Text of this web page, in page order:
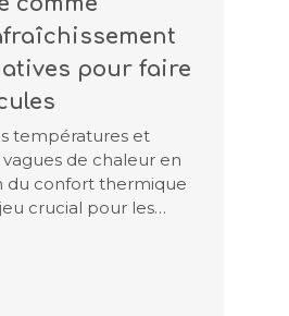
pour faire
températures et
vagues de chaleur en
du confort thermique
crucial pour les…